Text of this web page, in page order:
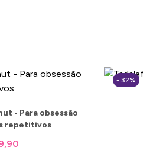
- Para obsessão
repetitivos
- 32%